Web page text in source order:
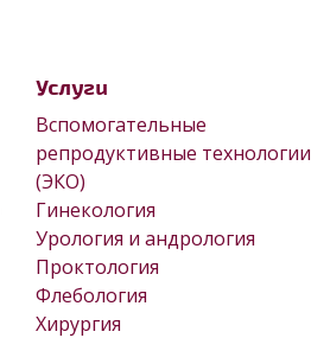
Услуги
Вспомогательные
репродуктивные технологии
(ЭКО)
Гинекология
Урология и андрология
Проктология
Флебология
Хирургия